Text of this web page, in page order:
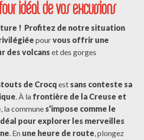
idéal de vos excursions
! Profitez de notre situation
pourvous offrir une
des volcans et des gorges
de Crocq est sans conteste sa
. À la frontière de la Creuse et
, la commune s’impose comme le
pour explorer les merveilles
. En une heure de route, plongez